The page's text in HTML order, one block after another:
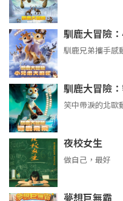
馴鹿大冒險
馴鹿兄弟攜手感
馴鹿大冒險
笑中帶淚的北歐
夜校女生
做自己，最好
夢想巨無霸